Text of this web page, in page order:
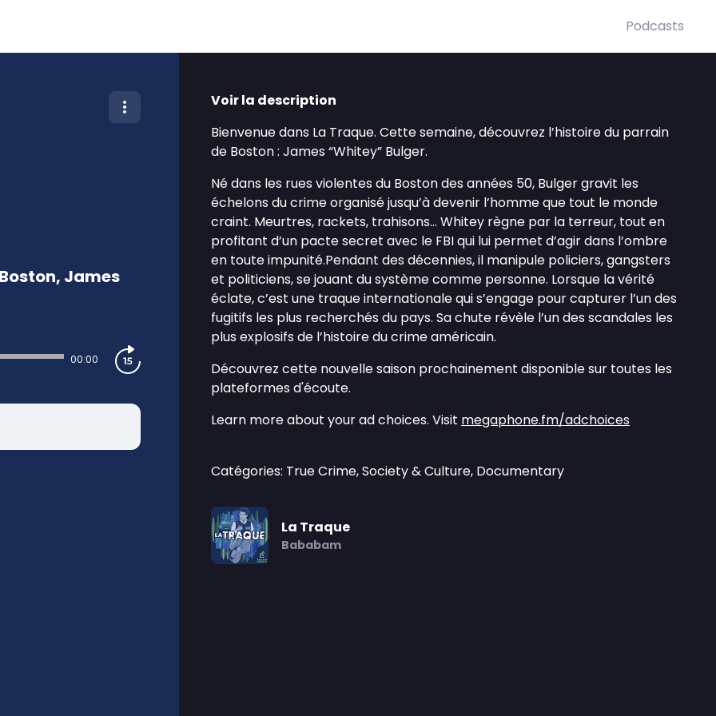
Podcasts
James
00:00
Voir la description
Bienvenue dans La Traque. Cette semaine, découvrez l’histoire du parrain
de Boston : James “Whitey” Bulger.
Né dans les rues violentes du Boston des années 50, Bulger gravit les
échelons du crime organisé jusqu’à devenir l’homme que tout le monde
craint. Meurtres, rackets, trahisons… Whitey règne par la terreur, tout en
profitant d’un pacte secret avec le FBI qui lui permet d’agir dans l’ombre
en toute impunité.Pendant des décennies, il manipule policiers, gangsters
et politiciens, se jouant du système comme personne. Lorsque la vérité
éclate, c’est une traque internationale qui s’engage pour capturer l’un des
fugitifs les plus recherchés du pays. Sa chute révèle l’un des scandales les
plus explosifs de l’histoire du crime américain.
Découvrez cette nouvelle saison prochainement disponible sur toutes les
plateformes d'écoute.
Learn more about your ad choices. Visit megaphone.fm/adchoices
Catégories: True Crime, Society & Culture, Documentary
La Traque
Bababam